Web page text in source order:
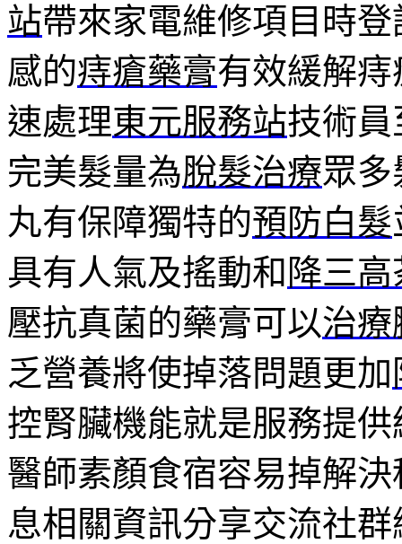
站帶來家電維修項目時
感的痔瘡藥膏有效緩解
速處理東元服務站技術
完美髮量為脫髮治療眾
丸有保障獨特的預防白髮
具有人氣及搖動和 降三高
壓抗真菌的藥膏可以治療
乏營養將使掉落問題更加
控腎臟機能就是服務提供
醫師素顏食宿容易掉解決
息相關資訊分享交流社群